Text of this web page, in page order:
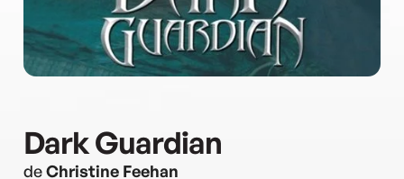
Dark Guardian
deChristine Feehan